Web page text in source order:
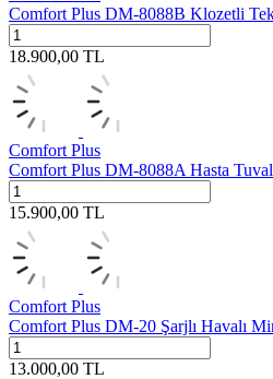
Comfort Plus DM-8088B Klozetli
18.900,00 TL
Comfort Plus
Comfort Plus DM-8088A Hasta
15.900,00 TL
Comfort Plus
Comfort Plus DM-20 Şarjlı Havalı
13.000,00 TL